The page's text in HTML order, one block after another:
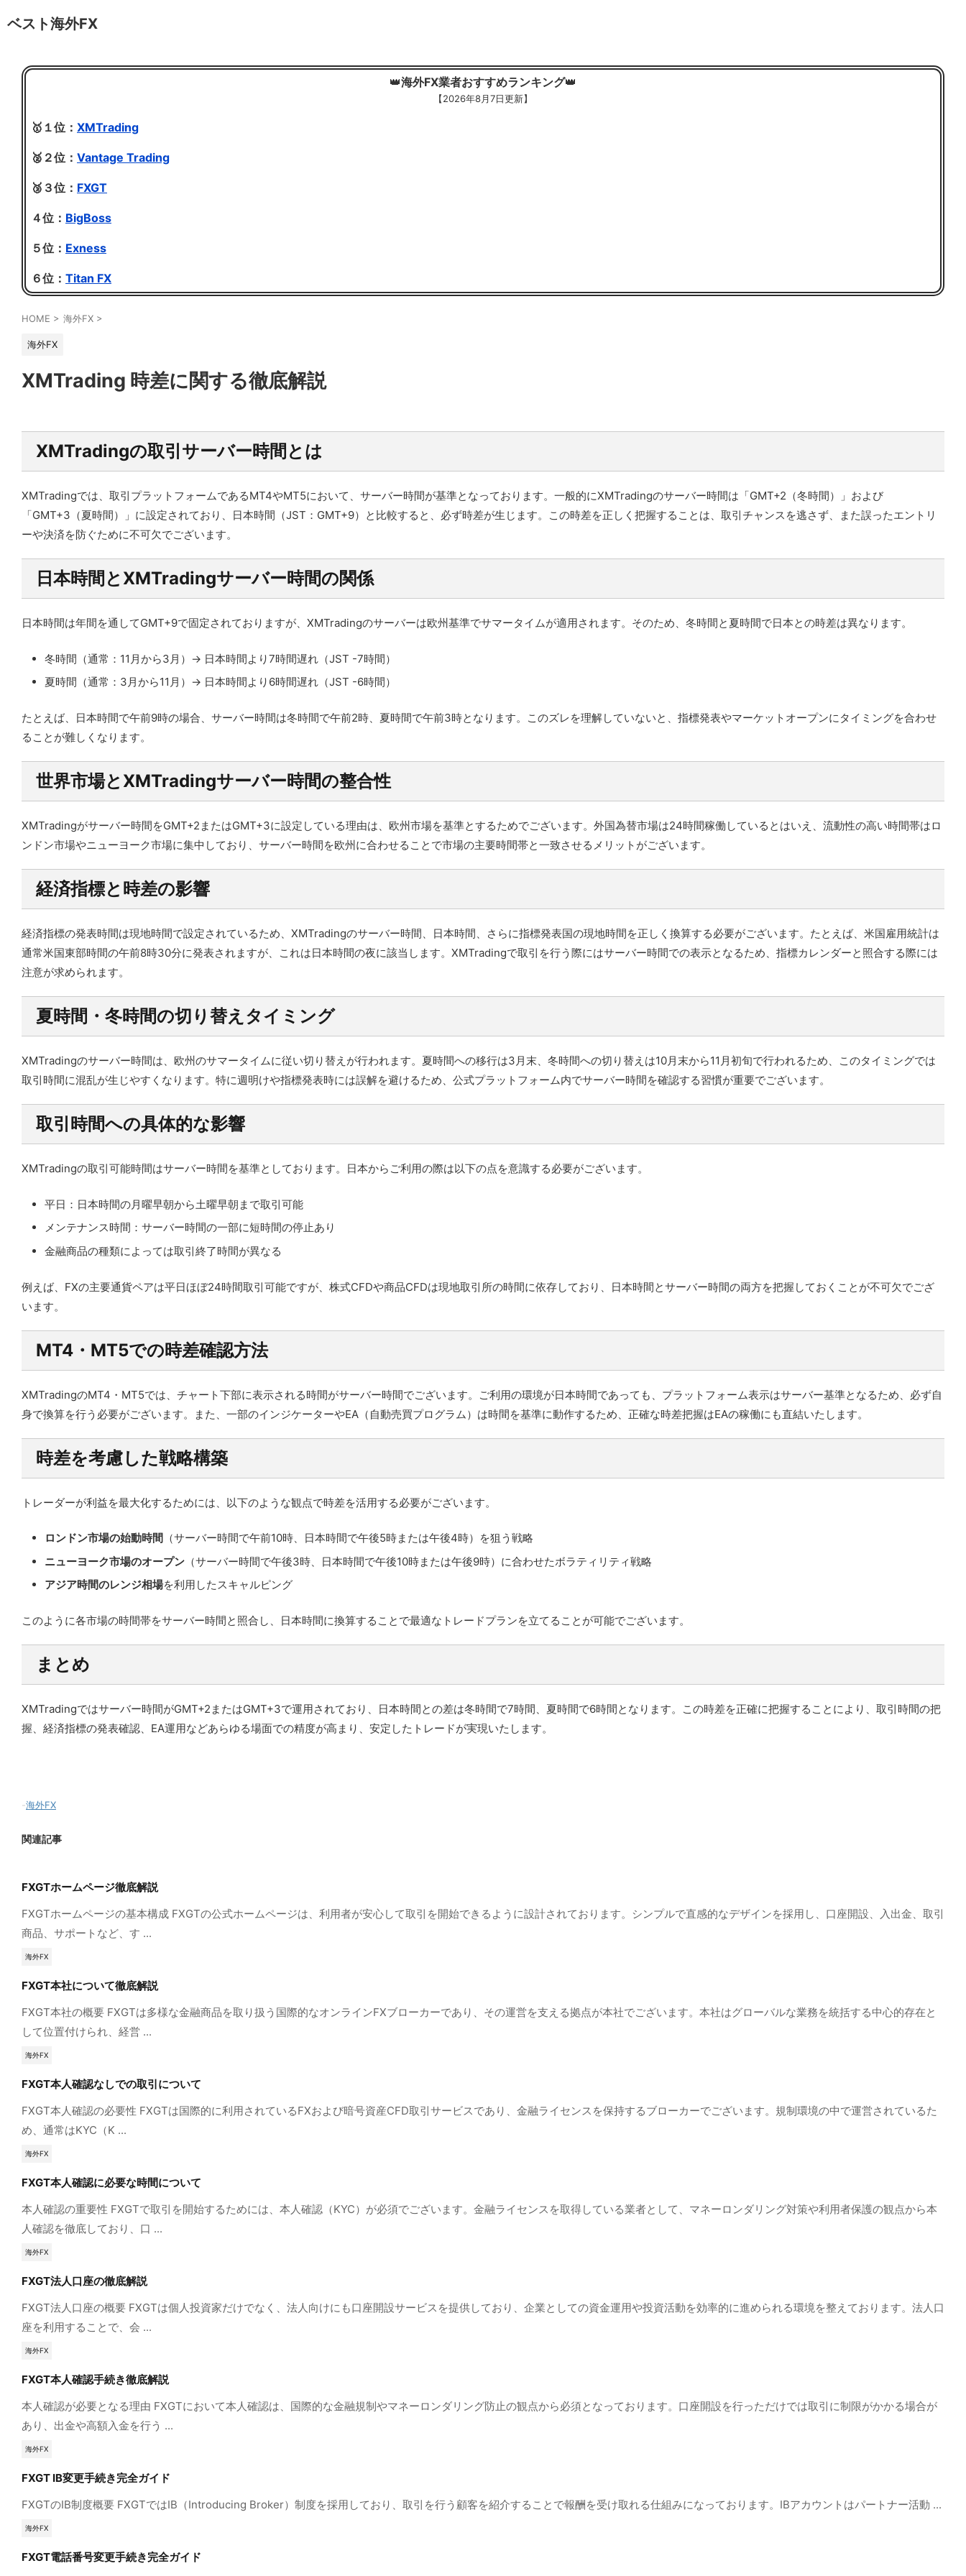
ベスト海外FX
👑海外FX業者おすすめランキング👑
【2026年8月7日更新】
🥇１位： XMTrading
🥈２位： Vantage Trading
🥉３位： FXGT
４位： BigBoss
５位： Exness
６位： Titan FX
HOME > 海外FX >
海外FX
XMTrading 時差に関する徹底解説
XMTradingの取引サーバー時間とは
XMTradingでは、取引プラットフォームであるMT4やMT5において、サーバー時間が基準となっております。一般的にXMTradingのサーバー時間は「GMT+2（冬時間）」および
「GMT+3（夏時間）」に設定されており、日本時間（JST：GMT+9）と比較すると、必ず時差が生じます。この時差を正しく把握することは、取引チャンスを逃さず、また誤ったエントリ
ーや決済を防ぐために不可欠でございます。
日本時間とXMTradingサーバー時間の関係
日本時間は年間を通してGMT+9で固定されておりますが、XMTradingのサーバーは欧州基準でサマータイムが適用されます。そのため、冬時間と夏時間で日本との時差は異なります。
冬時間（通常：11月から3月）→ 日本時間より7時間遅れ（JST -7時間）
夏時間（通常：3月から11月）→ 日本時間より6時間遅れ（JST -6時間）
たとえば、日本時間で午前9時の場合、サーバー時間は冬時間で午前2時、夏時間で午前3時となります。このズレを理解していないと、指標発表やマーケットオープンにタイミングを合わせ
ることが難しくなります。
世界市場とXMTradingサーバー時間の整合性
XMTradingがサーバー時間をGMT+2またはGMT+3に設定している理由は、欧州市場を基準とするためでございます。外国為替市場は24時間稼働しているとはいえ、流動性の高い時間帯はロ
ンドン市場やニューヨーク市場に集中しており、サーバー時間を欧州に合わせることで市場の主要時間帯と一致させるメリットがございます。
経済指標と時差の影響
経済指標の発表時間は現地時間で設定されているため、XMTradingのサーバー時間、日本時間、さらに指標発表国の現地時間を正しく換算する必要がございます。たとえば、米国雇用統計は
通常米国東部時間の午前8時30分に発表されますが、これは日本時間の夜に該当します。XMTradingで取引を行う際にはサーバー時間での表示となるため、指標カレンダーと照合する際には
注意が求められます。
夏時間・冬時間の切り替えタイミング
XMTradingのサーバー時間は、欧州のサマータイムに従い切り替えが行われます。夏時間への移行は3月末、冬時間への切り替えは10月末から11月初旬で行われるため、このタイミングでは
取引時間に混乱が生じやすくなります。特に週明けや指標発表時には誤解を避けるため、公式プラットフォーム内でサーバー時間を確認する習慣が重要でございます。
取引時間への具体的な影響
XMTradingの取引可能時間はサーバー時間を基準としております。日本からご利用の際は以下の点を意識する必要がございます。
平日：日本時間の月曜早朝から土曜早朝まで取引可能
メンテナンス時間：サーバー時間の一部に短時間の停止あり
金融商品の種類によっては取引終了時間が異なる
例えば、FXの主要通貨ペアは平日ほぼ24時間取引可能ですが、株式CFDや商品CFDは現地取引所の時間に依存しており、日本時間とサーバー時間の両方を把握しておくことが不可欠でござ
います。
MT4・MT5での時差確認方法
XMTradingのMT4・MT5では、チャート下部に表示される時間がサーバー時間でございます。ご利用の環境が日本時間であっても、プラットフォーム表示はサーバー基準となるため、必ず自
身で換算を行う必要がございます。また、一部のインジケーターやEA（自動売買プログラム）は時間を基準に動作するため、正確な時差把握はEAの稼働にも直結いたします。
時差を考慮した戦略構築
トレーダーが利益を最大化するためには、以下のような観点で時差を活用する必要がございます。
ロンドン市場の始動時間 （サーバー時間で午前10時、日本時間で午後5時または午後4時）を狙う戦略
ニューヨーク市場のオープン （サーバー時間で午後3時、日本時間で午後10時または午後9時）に合わせたボラティリティ戦略
アジア時間のレンジ相場を利用したスキャルピング
このように各市場の時間帯をサーバー時間と照合し、日本時間に換算することで最適なトレードプランを立てることが可能でございます。
まとめ
XMTradingではサーバー時間がGMT+2またはGMT+3で運用されており、日本時間との差は冬時間で7時間、夏時間で6時間となります。この時差を正確に把握することにより、取引時間の把
握、経済指標の発表確認、EA運用などあらゆる場面での精度が高まり、安定したトレードが実現いたします。
-海外FX
関連記事
FXGTホームページ徹底解説
FXGTホームページの基本構成 FXGTの公式ホームページは、利用者が安心して取引を開始できるように設計されております。シンプルで直感的なデザインを採用し、口座開設、入出金、取引
商品、サポートなど、す ...
海外FX
FXGT本社について徹底解説
FXGT本社の概要 FXGTは多様な金融商品を取り扱う国際的なオンラインFXブローカーであり、その運営を支える拠点が本社でございます。本社はグローバルな業務を統括する中心的存在と
して位置付けられ、経営 ...
海外FX
FXGT本人確認なしでの取引について
FXGT本人確認の必要性 FXGTは国際的に利用されているFXおよび暗号資産CFD取引サービスであり、金融ライセンスを保持するブローカーでございます。規制環境の中で運営されているた
め、通常はKYC（K ...
海外FX
FXGT本人確認に必要な時間について
本人確認の重要性 FXGTで取引を開始するためには、本人確認（KYC）が必須でございます。金融ライセンスを取得している業者として、マネーロンダリング対策や利用者保護の観点から本
人確認を徹底しており、口 ...
海外FX
FXGT法人口座の徹底解説
FXGT法人口座の概要 FXGTは個人投資家だけでなく、法人向けにも口座開設サービスを提供しており、企業としての資金運用や投資活動を効率的に進められる環境を整えております。法人口
座を利用することで、会 ...
海外FX
FXGT本人確認手続き徹底解説
本人確認が必要となる理由 FXGTにおいて本人確認は、国際的な金融規制やマネーロンダリング防止の観点から必須となっております。口座開設を行っただけでは取引に制限がかかる場合が
あり、出金や高額入金を行う ...
海外FX
FXGT IB変更手続き完全ガイド
FXGTのIB制度概要 FXGTではIB（Introducing Broker）制度を採用しており、取引を行う顧客を紹介することで報酬を受け取れる仕組みになっております。IBアカウントはパートナー活動 ...
海外FX
FXGT電話番号変更手続き完全ガイド